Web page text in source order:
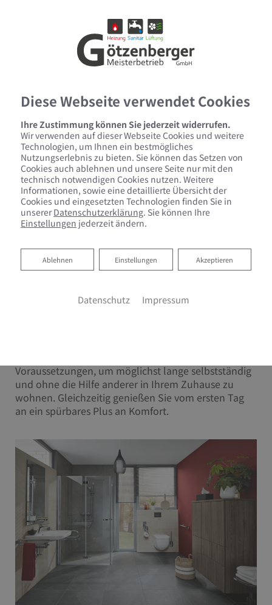
Götzenberger GmbH
Voraussetzungen, um möglichst lange selbstständig
und ohne die Hilfe anderer in Ihrem Zuhause zu
wohnen. Gleichzeitig genießen Sie vom ersten Tag
an ein spürbares Plus an Komfort.
Diese Webseite verwendet Cookies
Ihre Zustimmung können Sie jederzeit widerrufen.
Wir verwenden auf dieser Webseite Cookies und weitere
Technologien, um Ihnen ein bestmögliches
Nutzungserlebnis zu bieten. Sie können das Setzen von
Cookies auch ablehnen und unsere Seite nur mit den
technisch notwendigen Cookies nutzen. Weitere
Informationen, sowie eine detaillierte Übersicht der
Cookies und eingesetzten Technologien finden Sie in
unsererDatenschutzerklärung. Sie können Ihre
Einstellungen jederzeit ändern.
Akzeptieren
Einstellungen
Ablehnen
Ablehnen
Datenschutz Impressum